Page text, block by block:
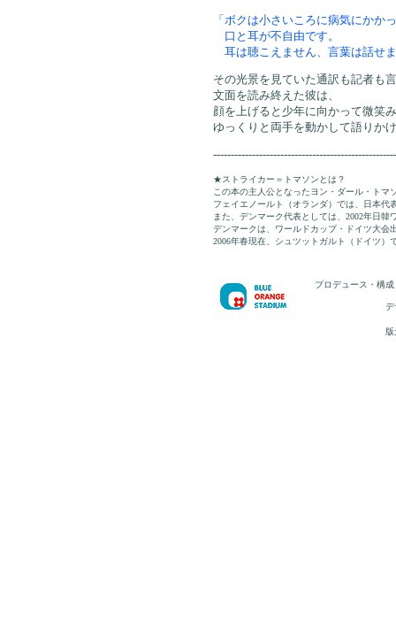
「ボクは小さいころに病気にかか
口と耳が不自由です。
耳は聴こえません、言葉は話せ
その光景を見ていた通訳も記者も
文面を読み終えた彼は、
顔を上げると少年に向かって微笑
ゆっくりと両手を動かして語りか
★ストライカー＝トマソンとは？
この本の主人公となったヨン・ダール・トマ
フェイエノールト（オランダ）では、日本代
また、デンマーク代表としては、2002年日韓
デンマークは、ワールドカップ・ドイツ大会
2006年春現在、シュツットガルト（ドイツ）
プロデュース・構
デ